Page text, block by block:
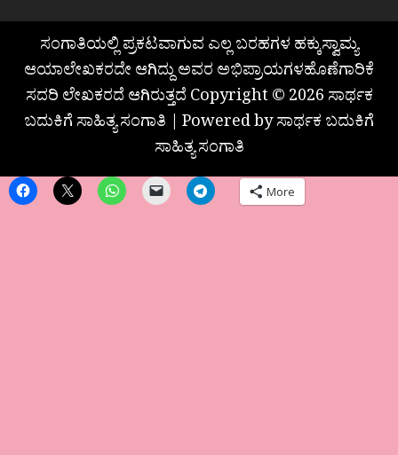
ಸಂಗಾತಿಯಲ್ಲಿ ಪ್ರಕಟವಾಗುವ ಎಲ್ಲ ಬರಹಗಳ ಹಕ್ಕುಸ್ವಾಮ್ಯ
ಆಯಾಲೇಖಕರದೇ ಆಗಿದ್ದು ಅವರ ಅಭಿಪ್ರಾಯಗಳಹೊಣೆಗಾರಿಕೆ
ಸದರಿ ಲೇಖಕರದೆ ಆಗಿರುತ್ತದೆ Copyright © 2026 ಸಾರ್ಥಕ
ಬದುಕಿಗೆ ಸಾಹಿತ್ಯ ಸಂಗಾತಿ | Powered by ಸಾರ್ಥಕ ಬದುಕಿಗೆ
ಸಾಹಿತ್ಯ ಸಂಗಾತಿ
More